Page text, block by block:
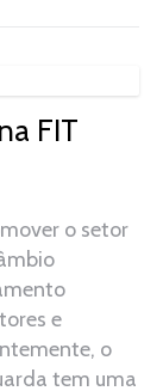
FIT
o setor
e
o
tem uma